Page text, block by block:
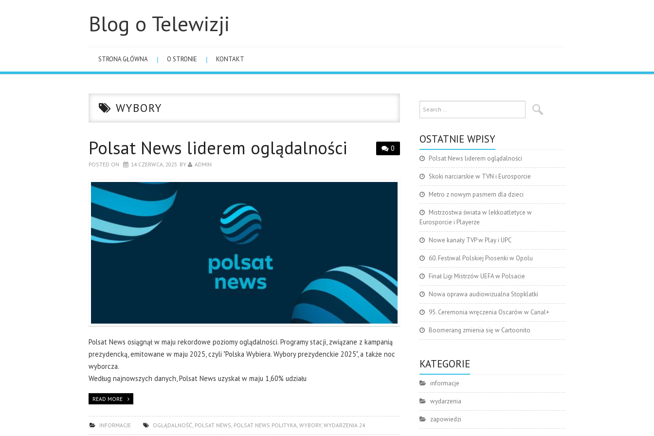
Blog o Telewizji
STRONA GŁÓWNA O STRONIE KONTAKT
WYBORY
0
Polsat News liderem oglądalności
POSTED ON 14 CZERWCA, 2025 BY ADMIN
Polsat News osiągnął w maju rekordowe poziomy oglądalności. Programy stacji, związane z kampanią
prezydencką, emitowane w maju 2025, czyli "Polska Wybiera. Wybory prezydenckie 2025", a także noc
wyborcza.
Według najnowszych danych, Polsat News uzyskał w maju 1,60% udziału
READ MORE
INFORMACJE OGLĄDALNOŚĆ POLSAT NEWS POLSAT NEWS POLITYKA WYBORY, WYDARZENIA 24
OSTATNIE WPISY
Polsat News liderem oglądalności
Skoki narciarskie w TVN i Eurosporcie
Metro z nowym pasmem dla dzieci
Mistrzostwa świata w lekkoatletyce w
Eurosporcie i Playerze
Nowe kanały TVP w Play i UPC
60. Festiwal Polskiej Piosenki w Opolu
Finał Ligi Mistrzów UEFA w Polsacie
Nowa oprawa audiowizualna Stopklatki
95. Ceremonia wręczenia Oscarów w Canal+
Boomerang zmienia się w Cartoonito
KATEGORIE
informacje
wydarzenia
zapowiedzi